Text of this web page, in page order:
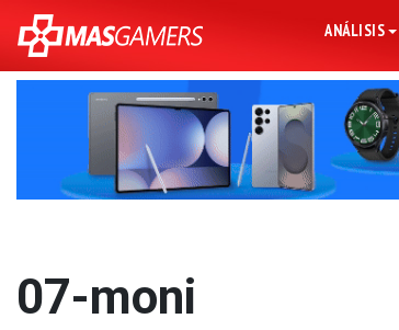
ANÁLISIS
07-moni